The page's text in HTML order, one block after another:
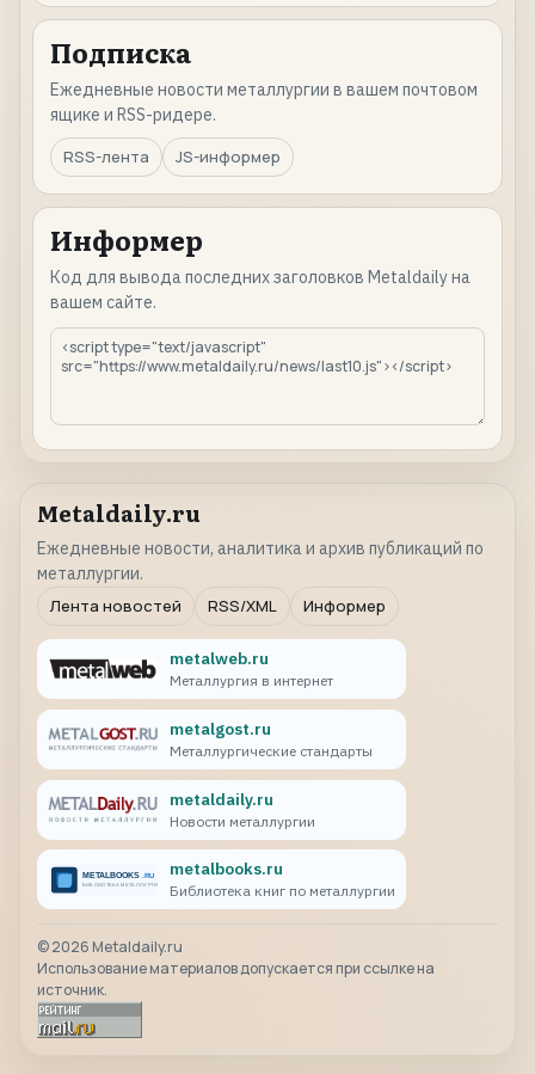
Подписка
Ежедневные новости металлургии в вашем почтовом
ящике и RSS-ридере.
RSS-лента
JS-информер
Информер
Код для вывода последних заголовков Metaldaily на
вашем сайте.
Metaldaily.ru
Ежедневные новости, аналитика и архив публикаций по
металлургии.
Лента новостей
RSS/XML Информер
metalweb.ru
Металлургия в интернет
metalgost.ru
Металлургические стандарты
metaldaily.ru
Новости металлургии
metalbooks.ru
Библиотека книг по металлургии
©2026 Metaldaily.ru
Использование материалов допускается при ссылке на
источник.